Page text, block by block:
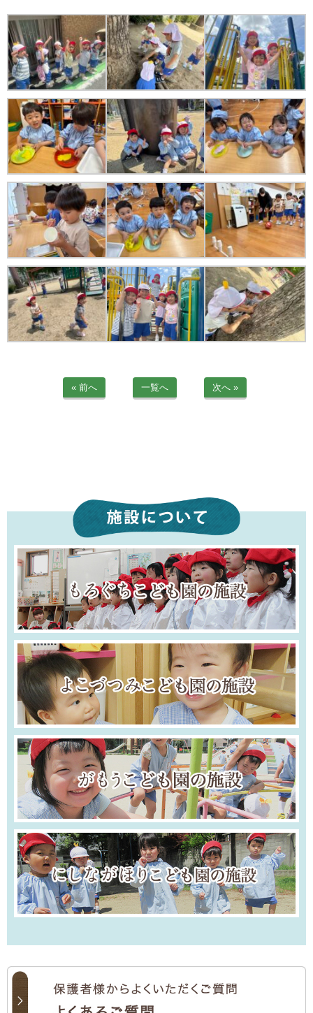
« 前へ 一覧へ 次へ »
お問い合わせ
医師の許可証
勤務証明書
苦情解決公表
法人詳細情報
重要事項説明書
第三者評価報告書
園の自己評価公表
防災計画
06-6915-8558